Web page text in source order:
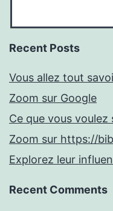
Recent Posts
Vous allez tout
Zoom sur Google
Ce que vous
Zoom sur https://
Explorez leur
Recent Comments